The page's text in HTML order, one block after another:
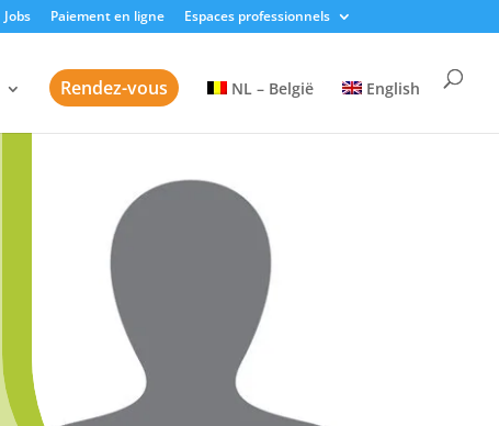
Jobs Paiement en ligne Espaces professionnels
Rendez-vous NL – België English